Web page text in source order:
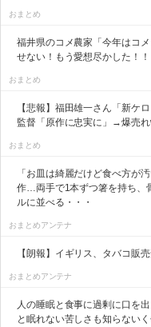
おまとめ
福井県のコメ農家「今年はコ
せない！もう愛想尽かした！！
おまとめ
【悲報】福田雄一さん「新ケ
監督「原作に忠実に」→爆売
おまとめ
「お皿は綺麗だけど食べ方が
作…両手で1本ずつ箸を持ち、
ルに並べる・・・
おまとめアンテナ
【朗報】イギリス、タバコ販
おまとめアンテナ
人の睡眠と食事に過剰に口を
と眠れない苦しさも知らない